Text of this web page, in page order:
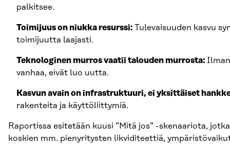
palkitsee.
Toimijuus on niukka resurssi: Tulevaisuuden kasvu
toimijuutta laajasti.
Teknologinen murros vaatii talouden murrosta:
vanhaa, eivät luo uutta.
Kasvun avain on infrastruktuuri, ei yksittäiset
rakenteita ja käyttöliittymiä.
Raportissa esitetään kuusi ”Mitä jos” -skenaariota,
koskien mm. pienyritysten likviditeettiä,